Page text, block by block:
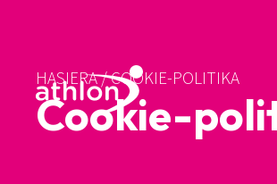
HASIERA/COOKIE-POLITIKA
Cookie-